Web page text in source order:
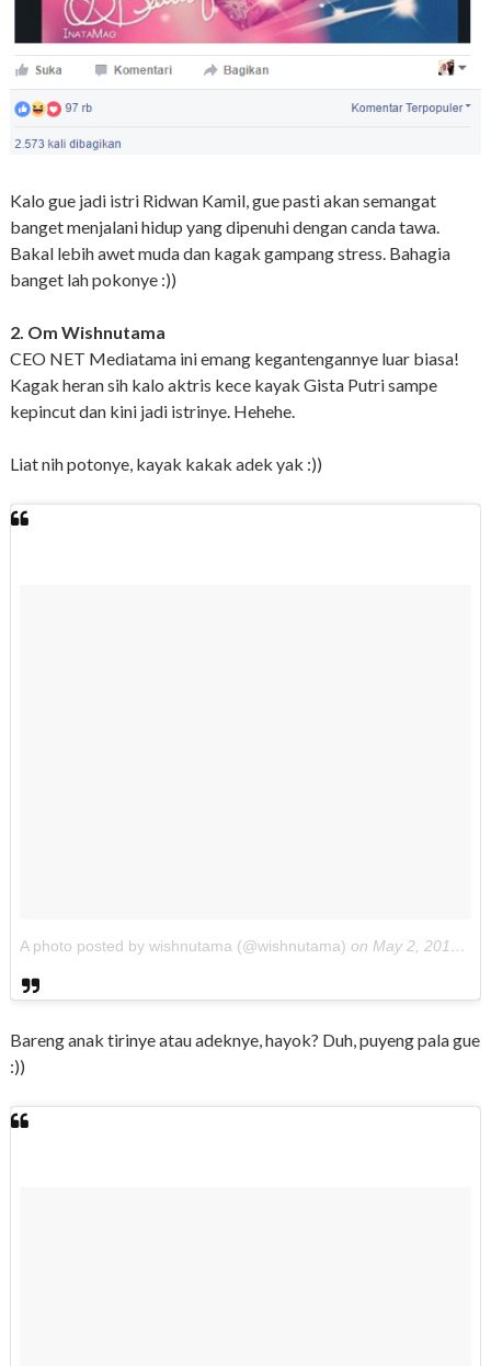
Kalo gue jadi istri Ridwan Kamil, gue pasti akan semangat
banget menjalani hidup yang dipenuhi dengan canda tawa.
Bakal lebih awet muda dan kagak gampang stress. Bahagia
banget lah pokonye :))
2. Om Wishnutama
CEO NET Mediatama ini emang kegantengannye luar biasa!
Kagak heran sih kalo aktris kece kayak Gista Putri sampe
kepincut dan kini jadi istrinye. Hehehe.
Liat nih potonye, kayak kakak adek yak :))
A photo posted by wishnutama (@wishnutama) on May 2, 2016 at 9:12am PDT
Bareng anak tirinye atau adeknye, hayok? Duh, puyeng pala gue
:))